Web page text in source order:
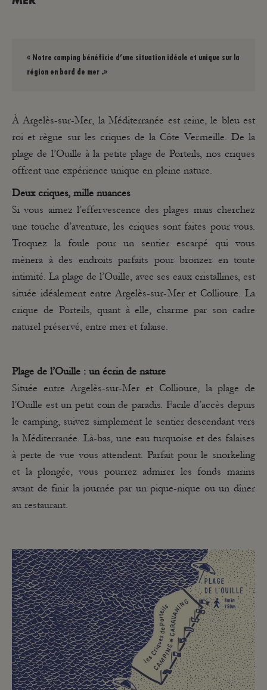
« Notre camping bénéficie d’une situation idéale et unique sur la
région en bord de mer .»
À Argelès-sur-Mer, la Méditerranée est reine, le bleu est
roi et règne sur les criques de la Côte Vermeille. De la
plage de l’Ouille à la petite plage de Porteils, nos criques
offrent une expérience unique en pleine nature.
Deux criques, mille nuances
Si vous aimez l’effervescence des plages mais cherchez
une touche d’aventure, les criques sont faites pour vous.
Troquez la foule pour un sentier escarpé qui vous
mènera à des endroits parfaits pour bronzer en toute
intimité. La plage de l’Ouille, avec ses eaux cristallines, est
située idéalement entre Argelès-sur-Mer et Collioure. La
crique de Porteils, quant à elle, charme par son cadre
naturel préservé, entre mer et falaise.
Plage de l’Ouille : un écrin de nature
Située entre Argelès-sur-Mer et Collioure, la plage de
l’Ouille est un petit coin de paradis. Facile d’accès depuis
le camping, suivez simplement le sentier descendant vers
la Méditerranée. Là-bas, une eau turquoise et des falaises
à perte de vue vous attendent. Parfait pour le snorkeling
et la plongée, vous pourrez admirer les fonds marins
avant de finir la journée par un pique-nique ou un dîner
au restaurant.